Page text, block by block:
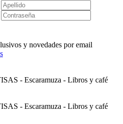
y novedades por email